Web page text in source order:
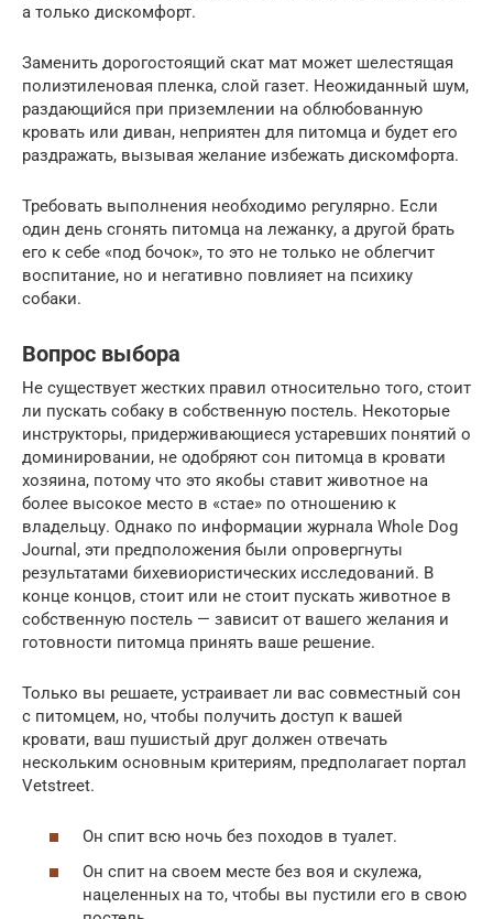
а только дискомфорт.
Заменить дорогостоящий скат мат может шелестящая
полиэтиленовая пленка, слой газет. Неожиданный шум,
раздающийся при приземлении на облюбованную
кровать или диван, неприятен для питомца и будет его
раздражать, вызывая желание избежать дискомфорта.
Требовать выполнения необходимо регулярно. Если
один день сгонять питомца на лежанку, а другой брать
его к себе «под бочок», то это не только не облегчит
воспитание, но и негативно повлияет на психику
собаки.
Вопрос выбора
Не существует жестких правил относительно того, стоит
ли пускать собаку в собственную постель. Некоторые
инструкторы, придерживающиеся устаревших понятий о
доминировании, не одобряют сон питомца в кровати
хозяина, потому что это якобы ставит животное на
более высокое место в «стае» по отношению к
владельцу. Однако по информации журнала Whole Dog
Journal, эти предположения были опровергнуты
результатами бихевиористических исследований. В
конце концов, стоит или не стоит пускать животное в
собственную постель — зависит от вашего желания и
готовности питомца принять ваше решение.
Только вы решаете, устраивает ли вас совместный сон
с питомцем, но, чтобы получить доступ к вашей
кровати, ваш пушистый друг должен отвечать
нескольким основным критериям, предполагает портал
Vetstreet.
Он спит всю ночь без походов в туалет.
Он спит на своем месте без воя и скулежа,
нацеленных на то, чтобы вы пустили его в свою